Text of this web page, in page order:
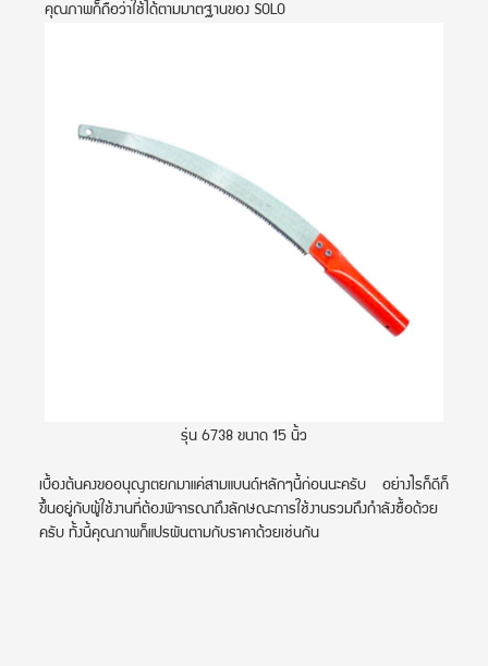
คุณภาพก็ถือว่าใช้ได้ตามมาตฐานของ SOLO
รุ่น 6738 ขนาด 15 นิ้ว
เบื้องต้นคงขออนุญาตยกมาแค่สามแบนด์หลักๆนี้ก่อนนะครับ อย่างไรก็ดีก็
ขึ้นอยู่กับผู้ใช้งานที่ต้องพิจารณาถึงลักษณะการใช้งานรวมถึงกำลังซื้อด้วย
ครับ ทั้งนี้คุณภาพก็แปรผันตามกับราคาด้วยเช่นกัน